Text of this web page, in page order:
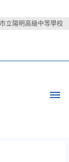
立陽明高級中等學校